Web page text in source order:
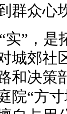
群众心
实”，是
城郊社
和决策
院“方